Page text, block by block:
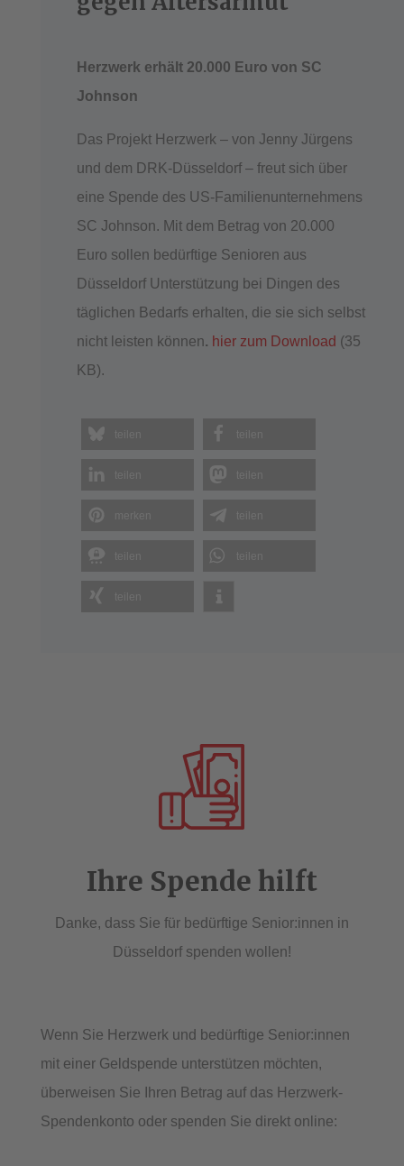
Herzwerk erhält 20.000 Euro von SC
Johnson
Das Projekt Herzwerk – von Jenny Jürgens
und dem DRK-Düsseldorf – freut sich über
eine Spende des US-Familienunternehmens
SC Johnson. Mit dem Betrag von 20.000
Euro sollen bedürftige Senioren aus
Düsseldorf Unterstützung bei Dingen des
täglichen Bedarfs erhalten, die sie sich selbst
nicht leisten können. hier zum Download (35
KB).
teilen teilen
teilen teilen
teilen
teilen teilen
teilen
Ihre Spende hilft
Danke, dass Sie für bedürftige Senior:innen in
Düsseldorf spenden wollen!
Wenn Sie Herzwerk und bedürftige Senior:innen
mit einer Geldspende unterstützen möchten,
überweisen Sie Ihren Betrag auf das Herzwerk-
Spendenkonto oder spenden Sie direkt online: